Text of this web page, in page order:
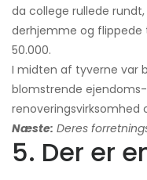
da college rullede
derhjemme og flippede
50.000.
I midten af ​​tyverne var
blomstrende
renoveringsvirksomhed
Næste: Deres
5. Der er